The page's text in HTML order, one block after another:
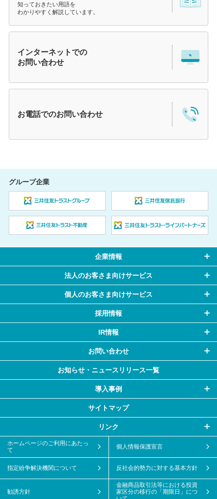
知っておきたい用語を
わかりやすく解説しています。
インターネットでの
お問い合わせ
お電話でのお問い合わせ
グループ企業
企業情報
法人のお客さま向けサービス
個人のお客さま向けサービス
採用情報
IR情報
お問い合わせ
お知らせ・ ニュースリリース一覧
導入事例
サイトマップ
リンク
ホームページのご利用にあたっ
て
個人情報保護宣言
指定紛争解決機関について 反社会的勢力に対する基本方針
勧誘方針
金融商品取引法等における投資
家区分の移行の「期限日」につ